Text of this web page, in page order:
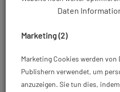
Daten
Marketing (2)
Marketing Cookies werden
Publishern verwendet, um
anzuzeigen. Sie tun dies,